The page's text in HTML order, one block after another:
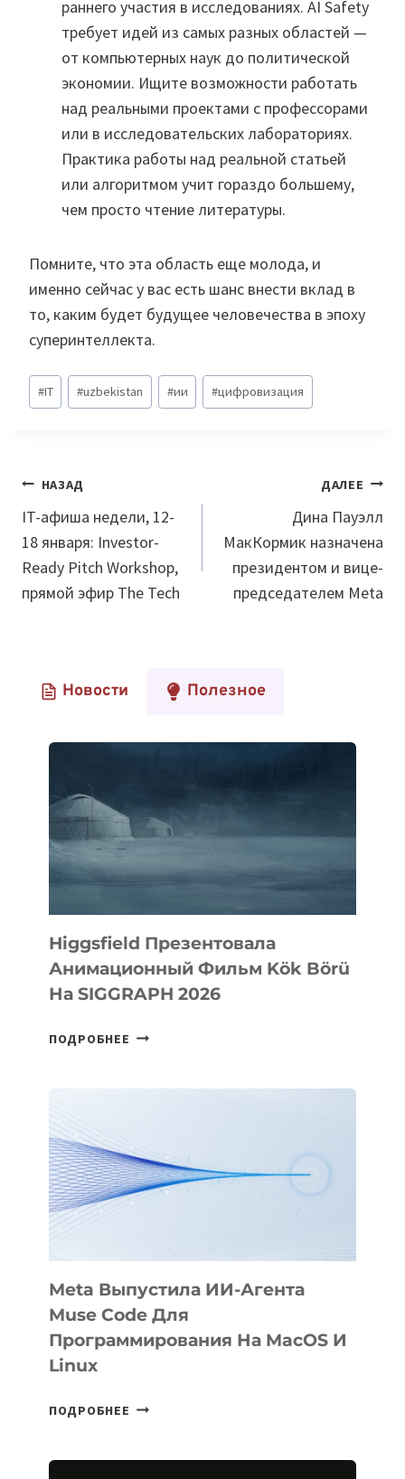
раннего участия в исследованиях. AI Safety
требует идей из самых разных областей —
от компьютерных наук до политической
экономии. Ищите возможности работать
над реальными проектами с профессорами
или в исследовательских лабораториях.
Практика работы над реальной статьей
или алгоритмом учит гораздо большему,
чем просто чтение литературы.
Помните, что эта область еще молода, и
именно сейчас у вас есть шанс внести вклад в
то, каким будет будущее человечества в эпоху
суперинтеллекта.
Метки
записи:
#IT #uzbekistan #ии #цифровизация
Навигация
по
записям
НАЗАД
IT-афиша недели, 12-
18 января: Investor-
Ready Pitch Workshop,
прямой эфир The Tech
ДАЛЕЕ
Дина Пауэлл
МакКормик назначена
президентом и вице-
председателем Meta
Новости Полезное
Higgsfield Презентовала
Анимационный Фильм Kök Börü
На SIGGRAPH 2026
ПОДРОБНЕЕ HIGGSFIELD
НА
SIGGRAPH
Meta Выпустила ИИ-Агента
Muse Code Для
Программирования На MacOS И
Linux
ПОДРОБНЕЕ META